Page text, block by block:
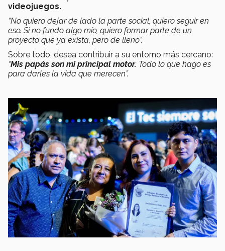
videojuegos.
“No quiero dejar de lado la parte social, quiero seguir en
eso. Si no fundo algo mío, quiero formar parte de un
proyecto que ya exista, pero de lleno”.
Sobre todo, desea contribuir a su entorno más cercano:
“Mis papás son mi principal motor. Todo lo que hago es
para darles la vida que merecen”.